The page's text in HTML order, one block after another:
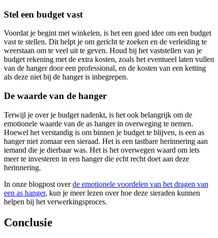
Stel een budget vast
Voordat je begint met winkelen, is het een goed idee om een budget
vast te stellen. Dit helpt je om gericht te zoeken en de verleiding te
weerstaan om te veel uit te geven. Houd bij het vaststellen van je
budget rekening met de extra kosten, zoals het eventueel laten vullen
van de hanger door een professional, en de kosten van een ketting
als deze niet bij de hanger is inbegrepen.
De waarde van de hanger
Terwijl je over je budget nadenkt, is het ook belangrijk om de
emotionele waarde van de as hanger in overweging te nemen.
Hoewel het verstandig is om binnen je budget te blijven, is een as
hanger niet zomaar een sieraad. Het is een tastbare herinnering aan
iemand die je dierbaar was. Het is het overwegen waard om iets
meer te investeren in een hanger die echt recht doet aan deze
herinnering.
In onze blogpost overde emotionele voordelen van het dragen van
een as hanger, kun je meer lezen over hoe deze sieraden kunnen
helpen bij het verwerkingsproces.
Conclusie